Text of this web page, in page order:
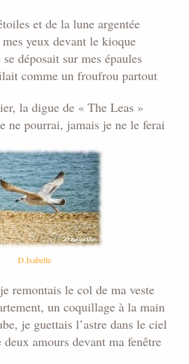
et de la lune argentée
yeux devant le kioque
déposait sur mes épaules
comme un froufrou partout
la digue de « The Leas »
ne pourrai, jamais je ne le ferai
D.Isabelle
remontais le col de ma veste
un coquillage à la main
je guettais l’astre dans le ciel
amours devant ma fenêtre